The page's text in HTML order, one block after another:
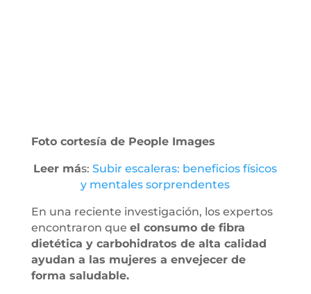
Foto cortesía de People Images
Leer más: Subir escaleras: beneficios físicos
y mentales sorprendentes
En una reciente investigación, los expertos
encontraron que el consumo de fibra
dietética y carbohidratos de alta calidad
ayudan a las mujeres a envejecer de
forma saludable.